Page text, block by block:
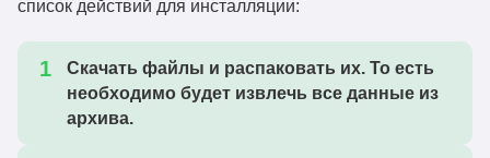
список действий для инсталляции:
Скачать файлы и распаковать их. То есть
необходимо будет извлечь все данные из
архива.